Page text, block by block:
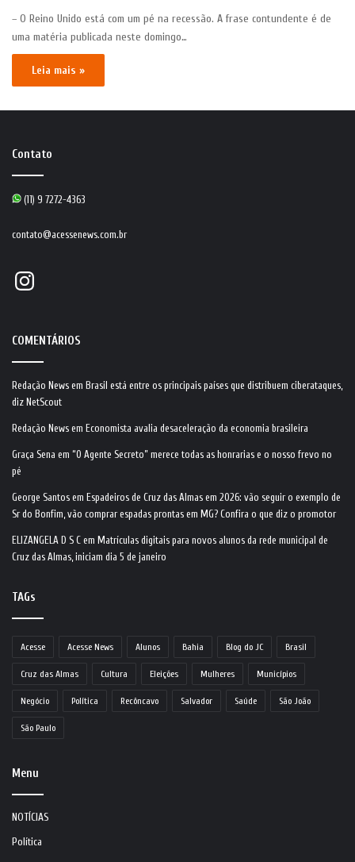
– O Reino Unido está com um pé na recessão. A frase contundente é de
uma matéria publicada neste domingo…
Leia mais »
Contato
(11) 9 7272-4363
contato@acessenews.com.br
Instagram
COMENTÁRIOS
Redação News em Brasil está entre os principais países que distribuem ciberataques,
diz NetScout
Redação News em Economista avalia desaceleração da economia brasileira
Graça Sena em “O Agente Secreto” merece todas as honrarias e o nosso frevo no
pé
George Santos em Espadeiros de Cruz das Almas em 2026: vão seguir o exemplo de
Sr do Bonfim, vão comprar espadas prontas em MG? Confira o que diz o promotor
ELIZANGELA D S C em Matrículas digitais para novos alunos da rede municipal de
Cruz das Almas, iniciam dia 5 de janeiro
TAGs
Acesse Acesse News Alunos Bahia Blog do JC Brasil
Cruz das Almas Cultura Eleições Mulheres Municípios
Negócio Política Recôncavo Salvador Saúde São João
São Paulo
Menu
NOTÍCIAS
Política